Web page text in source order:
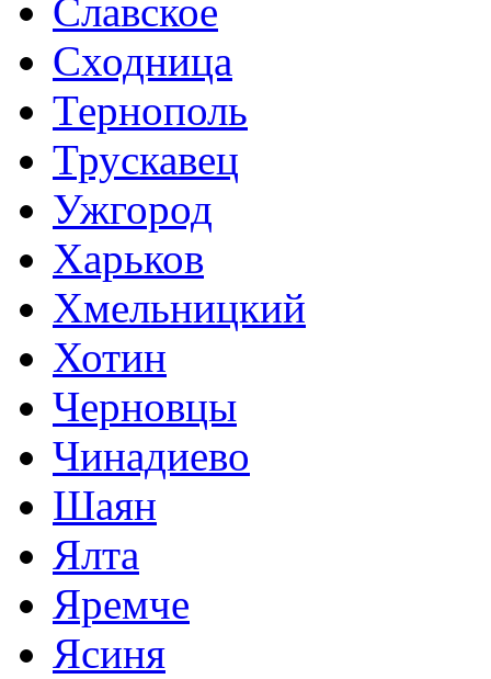
Славское
Сходница
Тернополь
Трускавец
Ужгород
Харьков
Хмельницкий
Хотин
Черновцы
Чинадиево
Шаян
Ялта
Яремче
Ясиня